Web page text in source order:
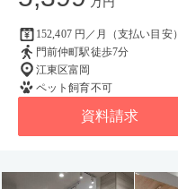
152,407 円／月（支払い目安）
門前仲町駅徒歩7分
江東区富岡
ペット飼育不可
資料請求